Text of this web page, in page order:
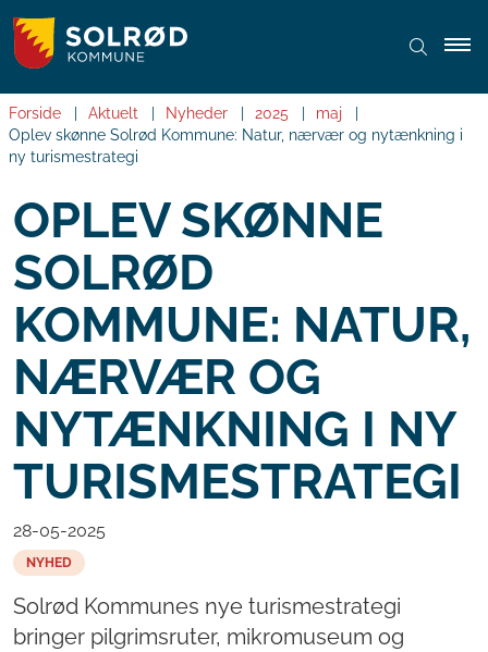
Forside Aktuelt Nyheder 2025
maj
Oplev skønne Solrød Kommune: Natur, nærvær og nytænkning i
ny turismestrategi
OPLEV SKØNNE
SOLRØD
KOMMUNE: NATUR,
NÆRVÆR OG
NYTÆNKNING I NY
TURISMESTRATEGI
28-05-2025
NYHED
Solrød Kommunes nye turismestrategi
bringer pilgrimsruter, mikromuseum og